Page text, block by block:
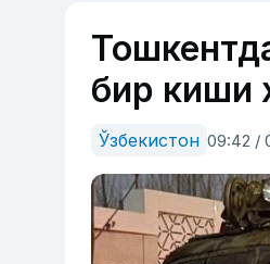
бир киши
Ўзбекистон 09:42 /